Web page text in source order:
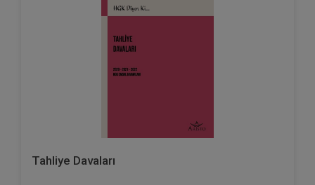
Tahliye Davaları